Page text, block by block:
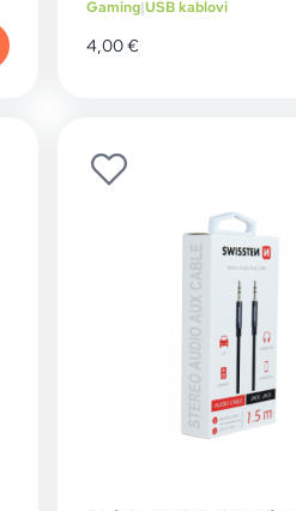
Gaming|USB kablovi
4,00€